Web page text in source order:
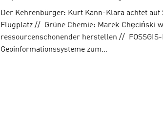
Der Kehrenbürger: Kurt Kann-Klara achtet auf
Flugplatz // Grüne Chemie: Marek Chęciński
ressourcenschonender herstellen //
Geoinformationssysteme zum…